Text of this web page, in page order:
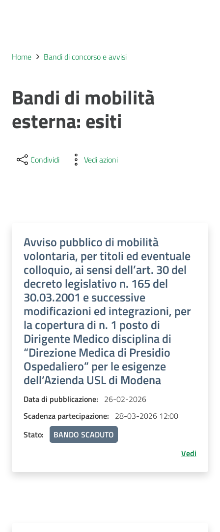
Home Bandi di concorso e avvisi
Bandi di mobilità
esterna: esiti
Condividi Vedi azioni
Avviso pubblico di mobilità
volontaria, per titoli ed eventuale
colloquio, ai sensi dell’art. 30 del
decreto legislativo n. 165 del
30.03.2001 e successive
modificazioni ed integrazioni, per
la copertura di n. 1 posto di
Dirigente Medico disciplina di
“Direzione Medica di Presidio
Ospedaliero” per le esigenze
dell’Azienda USL di Modena
Data di pubblicazione: 26-02-2026
Scadenza partecipazione: 28-03-2026 12:00
Stato:
BANDO SCADUTO
Vedi